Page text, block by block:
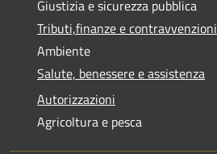
Giustizia e sicurezza pubblica
Tributi,finanze e contravvenzioni
Ambiente
Salute, benessere e assistenza
Autorizzazioni
Agricoltura e pesca